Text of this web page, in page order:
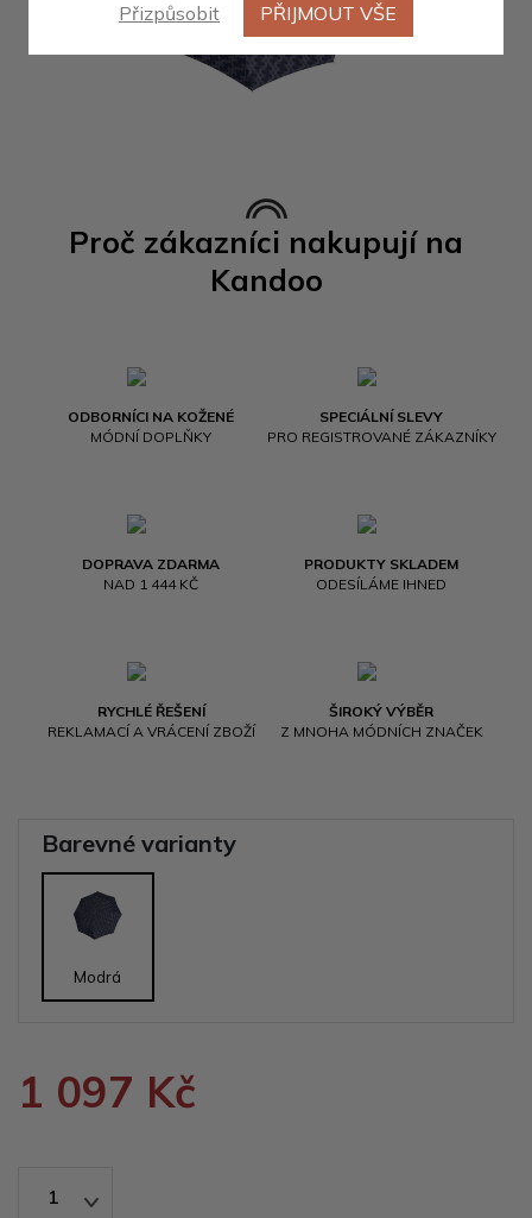
Proč zákazníci nakupují na
Kandoo
ODBORNÍCI NA KOŽENÉ
MÓDNÍ DOPLŇKY
SPECIÁLNÍ SLEVY
PRO REGISTROVANÉ ZÁKAZNÍKY
DOPRAVA ZDARMA
NAD 1 444 KČ
PRODUKTY SKLADEM
ODESÍLÁME IHNED
RYCHLÉ ŘEŠENÍ
REKLAMACÍ A VRÁCENÍ ZBOŽÍ
ŠIROKÝ VÝBĚR
Z MNOHA MÓDNÍCH ZNAČEK
Barevné varianty
Modrá
1 097 Kč
1
Přizpůsobit PŘIJMOUT VŠE